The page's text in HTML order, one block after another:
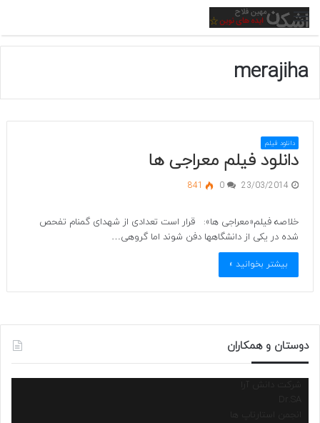
منو
merajiha
دانلود فیلم
دانلود فیلم معراجی ها
23/03/2014
0
841
خلاصه فیلم«معراجی ها»: قرار است تعدادی از شهدای گمنام تفحص
شده در یکی از دانشگاهها دفن شوند اما گروهی…
بیشتر بخوانید »
دوستان و همکاران
شرکت دانش آرا
انجمن استارتاپ ها